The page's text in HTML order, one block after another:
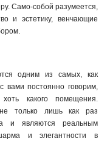
Само-собой разумеется,
и эстетику, венчающие
одним из самых, как
вами постоянно говорим,
какого помещения.
только лишь как раз
и являются реальным
и элегантности в